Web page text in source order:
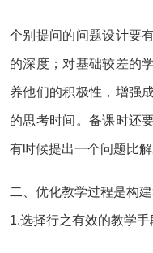
个别提问的问题设计要
的深度；对基础较差的
养他们的积极性，增强
的思考时间。备课时还
有时候提出一个问题比
二、优化教学过程是构
1.选择行之有效的教学